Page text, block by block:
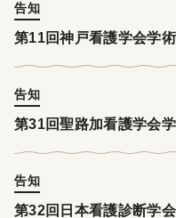
告知
第11回神戸看護学会学
告知
第31回聖路加看護学会
告知
第32回日本看護診断